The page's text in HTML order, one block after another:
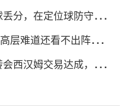
分，在定位球防守上犯
层难道还看不出阵容短
西汉姆交易达成，总价